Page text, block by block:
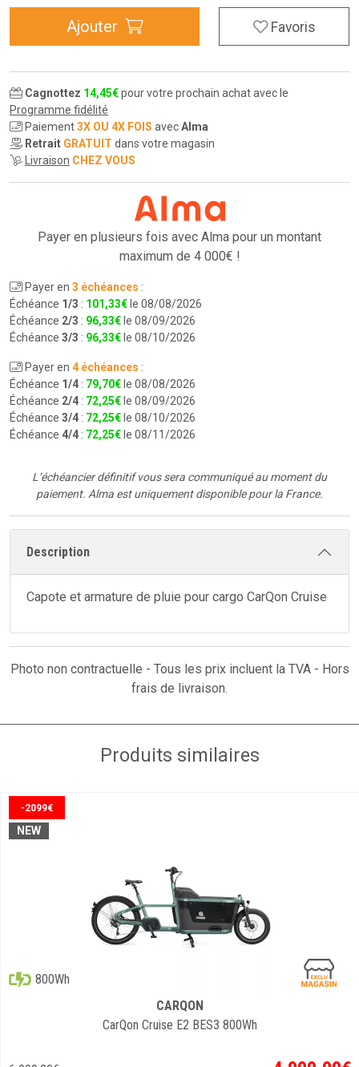
Ajouter Favoris
Cagnottez 14,45€pour votre prochain achat avec le
Programme fidélité
Paiement3X OU 4X FOIS avecAlma
Retrait GRATUIT dans votre magasin
Livraison CHEZ VOUS
Payer en plusieurs fois avec Alma pour un montant
maximum de 4 000€ !
Payer en 3 échéances :
Échéance 1/3 : 101,33€ le 08/08/2026
Échéance 2/3 : 96,33€ le 08/09/2026
Échéance 3/3 : 96,33€ le 08/10/2026
Payer en 4 échéances :
Échéance 1/4 : 79,70€ le 08/08/2026
Échéance 2/4 : 72,25€ le 08/09/2026
Échéance 3/4 : 72,25€ le 08/10/2026
Échéance 4/4 : 72,25€ le 08/11/2026
L’échéancier définitif vous sera communiqué au moment du
paiement. Alma est uniquement disponible pour la France.
Description
Capote et armature de pluie pour cargo CarQon Cruise
Photo non contractuelle - Tous les prix incluent la TVA - Hors
frais de livraison.
Produits similaires
-2099€
NEW
800Wh
CARQON
CarQon Cruise E2 BES3 800Wh